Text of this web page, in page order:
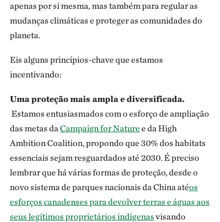
apenas por si mesma, mas também para regular as
mudanças climáticas e proteger as comunidades do
planeta.
Eis alguns princípios-chave que estamos
incentivando:
Uma proteção mais ampla e diversificada.
Estamos entusiasmados com o esforço de ampliação
das metas daCampaign for Naturee da High
Ambition Coalition, propondo que 30% dos habitats
essenciais sejam resguardados até 2030. É preciso
lembrar que há várias formas de proteção, desde o
novo sistema de parques nacionais da China atéos
esforços canadenses para devolver terras e águas aos
seus legítimos proprietários indígenasvisando